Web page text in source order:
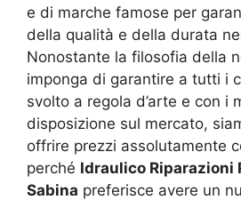
e di marche famose per
della qualità e della durata
Nonostante la filosofia della
imponga di garantire a tutti i
svolto a regola d’arte e con i
disposizione sul mercato,
offrire prezzi assolutamente
perché Idraulico Riparazioni
Sabina preferisce avere un